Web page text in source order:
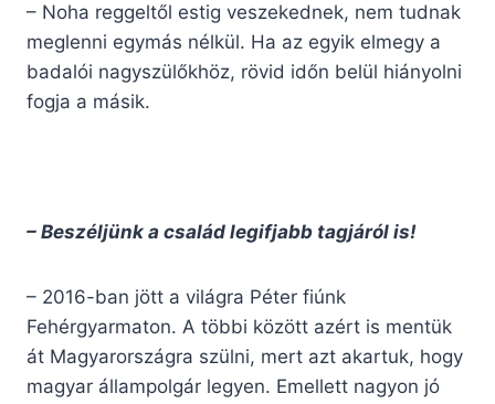
– Noha reggeltől estig veszekednek, nem tudnak
meglenni egymás nélkül. Ha az egyik elmegy a
badalói nagyszülőkhöz, rövid időn belül hiányolni
fogja a másik.
– Beszéljünk a család legifjabb tagjáról is!
– 2016-ban jött a világra Péter fiúnk
Fehérgyarmaton. A többi között azért is mentük
át Magyarországra szülni, mert azt akartuk, hogy
magyar állampolgár legyen. Emellett nagyon jó